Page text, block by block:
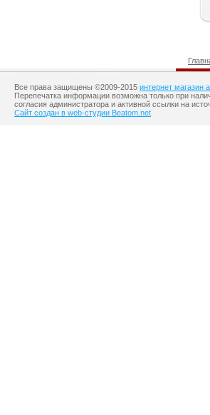
Все права защищены ©2009-2015 интернет магазин
Перепечатка информации возможна только при
согласия администратора и активной ссылки на
Сайт создан в web-студии Beatom.net